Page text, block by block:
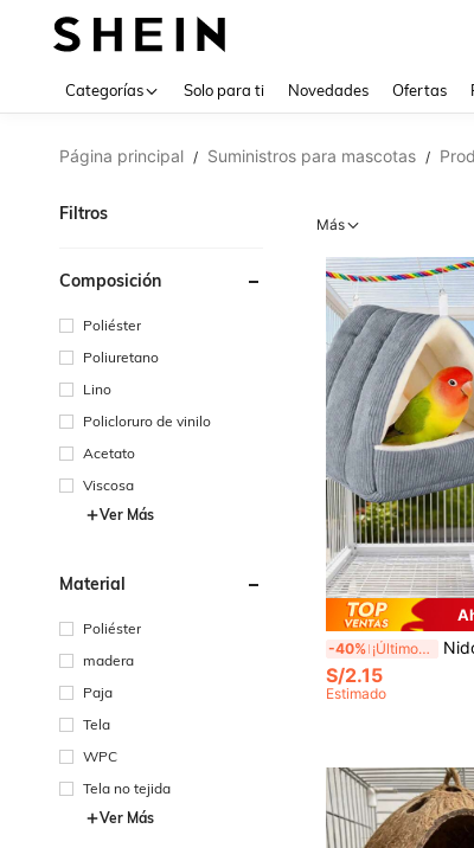
Categorías Solo para ti Novedades Ofertas
Página principal / Suministros para mascotas /
Filtros
Composición
Poliéster
Poliuretano
Lino
Policloruro de vinilo
Acetato
Viscosa
Ver Más
Material
Poliéster
madera
Paja
Tela
WPC
Tela no tejida
Ver Más
Más
-40% ¡Últimos 3 días Nido de loro, diseño duradero y cómodo, materiales de alta calidad, interior espacioso, adecuado para
S/2.15
Estimado